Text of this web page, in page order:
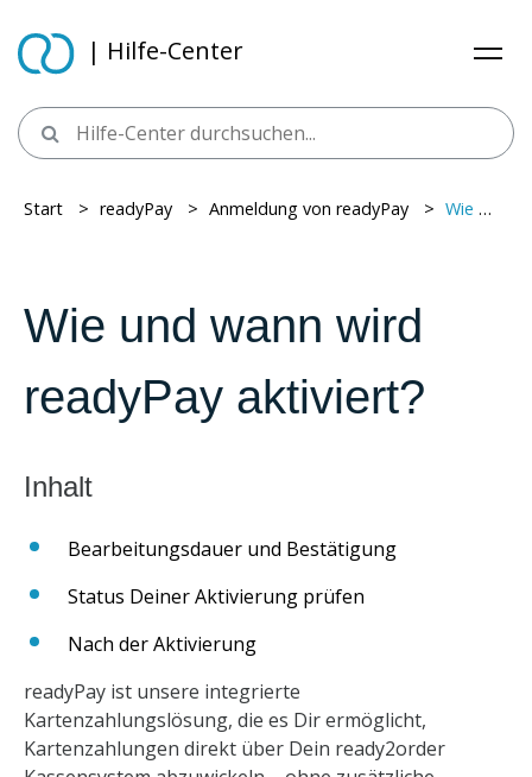
| Hilfe-Center
Start > ​ readyPay > ​ Anmeldung von readyPay > ​ Wie und wann wird readyPay aktiviert?
Wie und wann wird
readyPay aktiviert?
Bearbeitungsdauer und Bestätigung
Status Deiner Aktivierung prüfen
Nach der Aktivierung
readyPay ist unsere integrierte
Kartenzahlungslösung, die es Dir ermöglicht,
Kartenzahlungen direkt über Dein ready2order